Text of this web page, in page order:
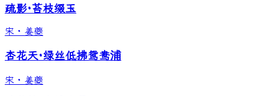
疏影·苔枝缀玉
宋 · 姜夔
杏花天·绿丝低拂鸳鸯浦
宋 · 姜夔